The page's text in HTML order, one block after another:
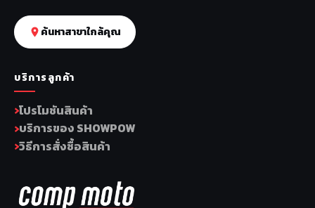
ค้นหาสาขาใกล้คุณ
บริการลูกค้า
โปรโมชันสินค้า
บริการของ SHOWPOW
วิธีการสั่งซื้อสินค้า